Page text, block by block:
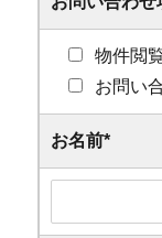
物件閲
お問い
お名前*